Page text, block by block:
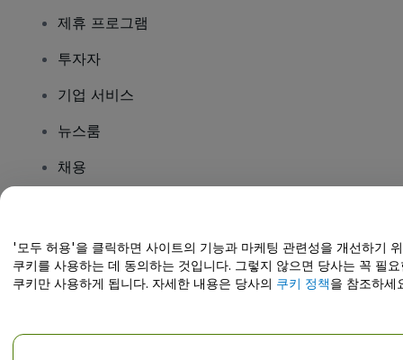
제휴 프로그램
투자자
기업 서비스
뉴스룸
채용
도움말 센터 / 문의하기
'모두 허용'을 클릭하면 사이트의 기능과 마케팅 관련성을 개선하기
쿠키를 사용하는 데 동의하는 것입니다. 그렇지 않으면 당사는 꼭 필요
쿠키만 사용하게 됩니다. 자세한 내용은 당사의 쿠키 정책을 참조하세